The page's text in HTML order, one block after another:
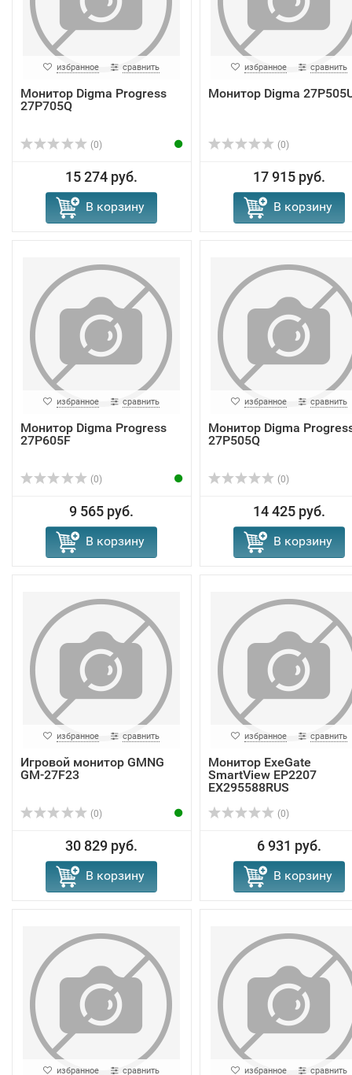
избранное сравнить
Монитор Digma Progress
27P705Q
(0)
15 274 руб.
В корзину
избранное сравнить
Монитор Digma
(0)
17 915 руб.
В корзину
избранное сравнить
Монитор Digma Progress
27P605F
(0)
9 565 руб.
В корзину
избранное сравнить
Монитор Digma
27P505Q
(0)
14 425 руб.
В корзину
избранное сравнить
Игровой монитор GMNG
GM-27F23
(0)
30 829 руб.
В корзину
избранное сравнить
Монитор ExeGate
SmartView EP2207
EX295588RUS
(0)
6 931 руб.
В корзину
избранное сравнить избранное сравнить